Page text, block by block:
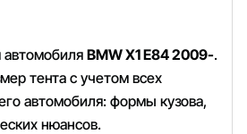
автомобиляBMW X1 E84 2009-.
тента с учетом всех
автомобиля: формы кузова,
нюансов.